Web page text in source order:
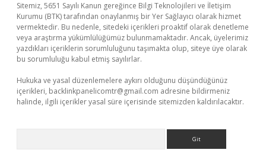
Sitemiz, 5651 Sayılı Kanun gereğince Bilgi Teknolojileri ve İletişim
Kurumu (BTK) tarafından onaylanmış bir Yer Sağlayıcı olarak hizmet
vermektedir. Bu nedenle, sitedeki içerikleri proaktif olarak denetleme
veya araştırma yükümlülüğümüz bulunmamaktadır. Ancak, üyelerimiz
yazdıkları içeriklerin sorumluluğunu taşımakta olup, siteye üye olarak
bu sorumluluğu kabul etmiş sayılırlar.
Hukuka ve yasal düzenlemelere aykırı olduğunu düşündüğünüz
içerikleri, backlinkpanelicomtr@gmail.com adresine bildirmeniz
halinde, ilgili içerikler yasal süre içerisinde sitemizden kaldırılacaktır.